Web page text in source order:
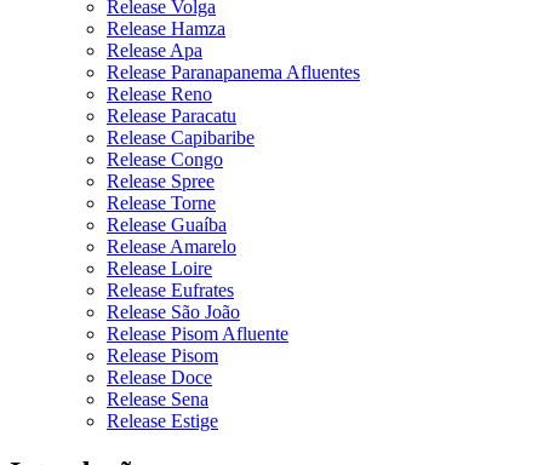
Release Volga
Release Hamza
Release Apa
Release Paranapanema Afluentes
Release Reno
Release Paracatu
Release Capibaribe
Release Congo
Release Spree
Release Torne
Release Guaíba
Release Amarelo
Release Loire
Release Eufrates
Release São João
Release Pisom Afluente
Release Pisom
Release Doce
Release Sena
Release Estige